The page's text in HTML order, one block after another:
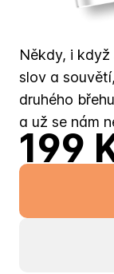
Někdy, i
slov a
druhého
a už se nám
199